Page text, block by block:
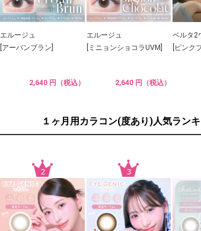
エルージュ
[アーバンブラン]
2,640 円（税込）
エルージュ
[ミニョンショコラUVM]
2,640 円（税込）
ベルタ2
[ピンク
１ヶ月用カラコン(度あり)人気ラン